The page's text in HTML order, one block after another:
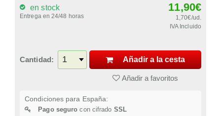
en stock
Entrega en 24/48 horas
11,90€
1,70€/ud.
IVA Incluido
Cantidad: Añadir a la cesta
Añadir a favoritos
Condiciones para España:
Pago seguro con cifrado SSL